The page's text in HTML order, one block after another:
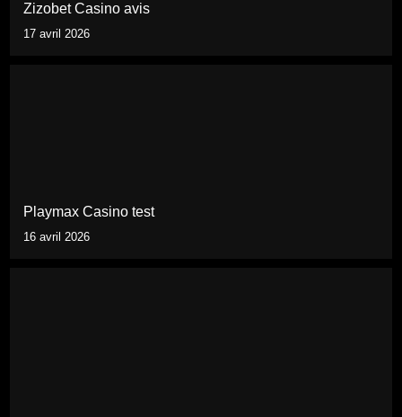
Zizobet Casino avis
17 avril 2026
Playmax Casino test
16 avril 2026